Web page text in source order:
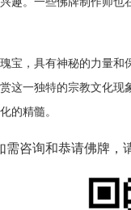
宝，具有神秘的力量
这一独特的宗教文化
的精髓。
需咨询和恭请佛牌，